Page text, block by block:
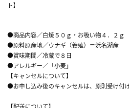
ト】
●商品内容／白焼５０ｇ・お吸い物４．２
●原料原産地／ウナギ（養殖）＝浜名湖産
●賞味期間／冷蔵で８日
●アレルギー／「小麦」
【キャンセルについて】
●お申し込み後のキャンセルは、原則受け付
【配送について】